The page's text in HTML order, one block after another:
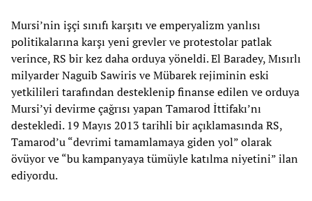
Mursi’nin işçi sınıfı karşıtı ve emperyalizm yanlısı
politikalarına karşı yeni grevler ve protestolar patlak
verince, RS bir kez daha orduya yöneldi. El Baradey, Mısırlı
milyarder Naguib Sawiris ve Mübarek rejiminin eski
yetkilileri tarafından desteklenip finanse edilen ve orduya
Mursi’yi devirme çağrısı yapan Tamarod İttifakı’nı
destekledi. 19 Mayıs 2013 tarihli bir açıklamasında RS,
Tamarod’u “devrimi tamamlamaya giden yol” olarak
övüyor ve “bu kampanyaya tümüyle katılma niyetini” ilan
ediyordu.